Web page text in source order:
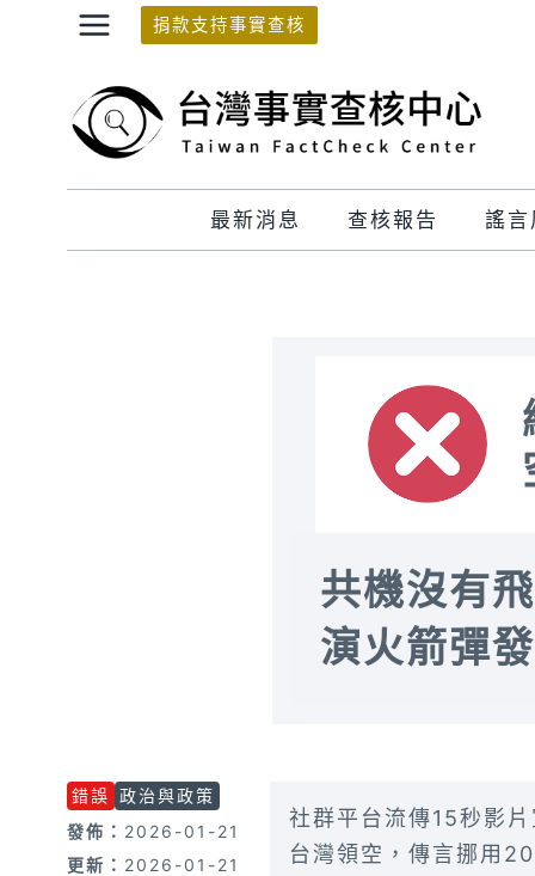
捐款支持事實查核
最新消息 查核報告 謠言
共機沒有
演火箭彈
錯誤 政治與政策
發佈： 2026-01-21
更新： 2026-01-21
社群平台流傳15秒影
台灣領空，傳言挪用